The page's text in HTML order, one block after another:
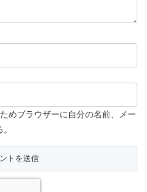
めブラウザーに自分の名前、メー